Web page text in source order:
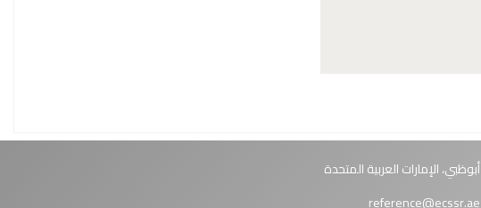
أبوظبي، الإمارات العربية المتحدة